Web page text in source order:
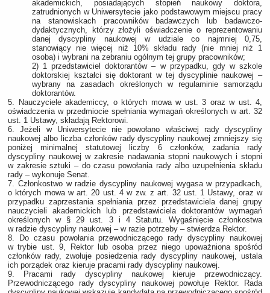
akademickich, posiadających stopień naukowy doktora,
zatrudnionych w Uniwersytecie jako podstawowym miejscu pracy
na stanowiskach pracowników badawczych lub badawczo-
dydaktycznych, którzy złożyli oświadczenie o reprezentowaniu
danej dyscypliny naukowej w udziale co najmniej 0,75,
stanowiący nie więcej niż 10% składu rady (nie mniej niż 1
osoba) i wybrani na zebraniu ogólnym tej grupy pracowników;
2) 1 przedstawiciel doktorantów – w przypadku, gdy w szkole
doktorskiej kształci się doktorant w tej dyscyplinie naukowej –
wybrany na zasadach określonych w regulaminie samorządu
doktorantów.
5. Nauczyciele akademiccy, o których mowa w ust. 3 oraz w ust. 4,
oświadczenia w przedmiocie spełniania wymagań określonych w art. 32
ust. 1 Ustawy, składają Rektorowi.
6. Jeżeli w Uniwersytecie nie powołano właściwej rady dyscypliny
naukowej albo liczba członków rady dyscypliny naukowej zmniejszy się
poniżej minimalnej statutowej liczby 6 członków, zadania rady
dyscypliny naukowej w zakresie nadawania stopni naukowych i stopni
w zakresie sztuki – do czasu powołania rady albo uzupełnienia składu
rady – wykonuje Senat.
7. Członkostwo w radzie dyscypliny naukowej wygasa w przypadkach,
o których mowa w art. 20 ust. 4 w zw. z art. 32 ust. 1 Ustawy, oraz w
przypadku zaprzestania spełniania przez przedstawiciela danej grupy
nauczycieli akademickich lub przedstawiciela doktorantów wymagań
określonych w § 29 ust. 3 i 4 Statutu. Wygaśnięcie członkostwa
w radzie dyscypliny naukowej – w razie potrzeby – stwierdza Rektor.
8. Do czasu powołania przewodniczącego rady dyscypliny naukowej
w trybie ust. 9, Rektor lub osoba przez niego upoważniona spośród
członków rady, zwołuje posiedzenia rady dyscypliny naukowej, ustala
ich porządek oraz kieruje pracami rady dyscypliny naukowej.
9. Pracami rady dyscypliny naukowej kieruje przewodniczący.
Przewodniczącego rady dyscypliny naukowej powołuje Rektor. Rada